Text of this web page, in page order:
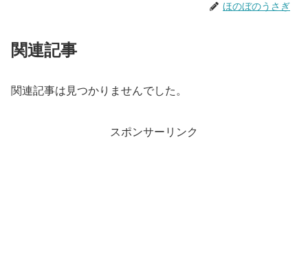
ほのぼのうさぎ
関連記事
関連記事は見つかりませんでした。
スポンサーリンク